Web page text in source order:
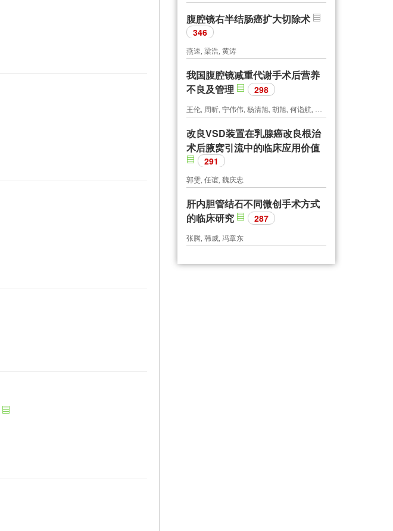
腹腔镜右半结肠癌扩大切除术
346
燕速, 梁浩, 黄涛
我国腹腔镜减重代谢手术后营养
不良及管理
298
王伦, 周昕, 宁伟伟, 杨清旭, 胡旭, 何诣航, 谢铭
改良VSD装置在乳腺癌改良根治
术后腋窝引流中的临床应用价值
291
郭雯, 任谊, 魏庆忠
肝内胆管结石不同微创手术方式
的临床研究
287
张腾, 韩威, 冯章东